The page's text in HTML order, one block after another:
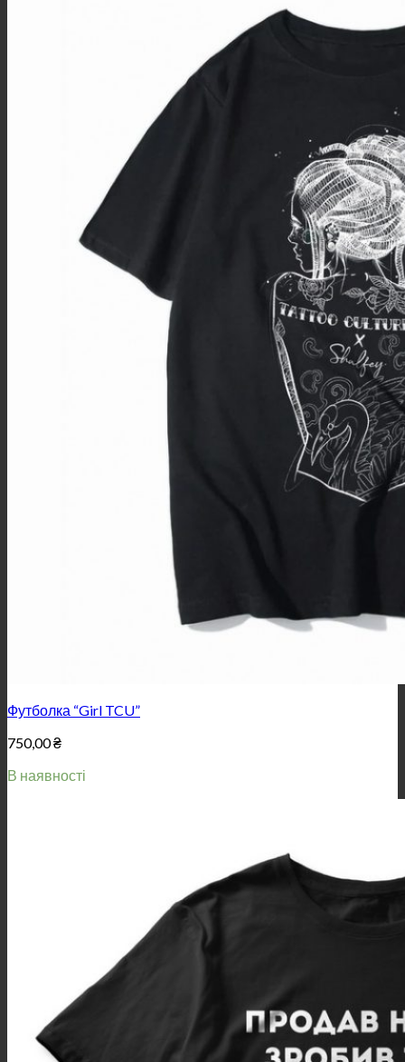
Футболка “Girl TCU”
750,00₴
В наявності